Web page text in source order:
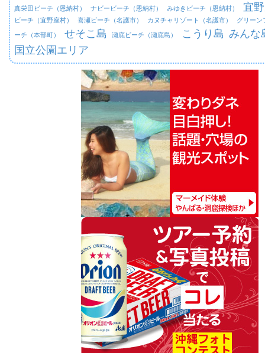
真栄田ビーチ（恩納村） ナビービーチ（恩納村） みゆきビーチ（恩納村） 宜
ビーチ（宜野座村） 喜瀬ビーチ（名護市） カヌチャリゾート（名護市） グリーン
ーチ（本部町） せそこ島 瀬底ビーチ（瀬底島） こうり島 みんな
国立公園エリア